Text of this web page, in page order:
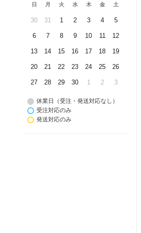
日 月 火 水 木 金 土
30 31 1 2 3 4 5
6 7 8 9 10 11 12
13 14 15 16 17 18 19
20 21 22 23 24 25 26
27 28 29 30 1 2 3
休業日（受注・発送対応なし）
受注対応のみ
発送対応のみ